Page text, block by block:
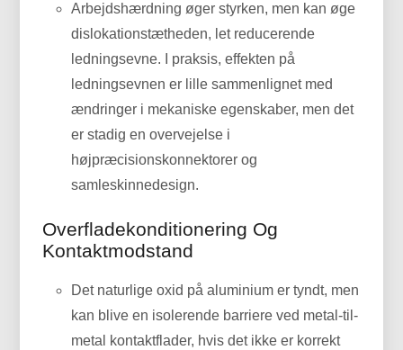
Arbejdshærdning øger styrken, men kan øge
dislokationstætheden, let reducerende
ledningsevne. I praksis, effekten på
ledningsevnen er lille sammenlignet med
ændringer i mekaniske egenskaber, men det
er stadig en overvejelse i
højpræcisionskonnektorer og
samleskinnedesign.
Overfladekonditionering Og
Kontaktmodstand
Det naturlige oxid på aluminium er tyndt, men
kan blive en isolerende barriere ved metal-til-
metal kontaktflader, hvis det ikke er korrekt